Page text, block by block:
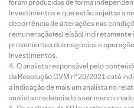
foram produzidas de forma
Investimentos e que estão sujeitas a
decorrência de alterações nas
remuneração(es) é(são)
provenientes dos negócios e
Investimentos.
O analista responsável pelo
da Resolução CVM nº 20/2021 está
a indicação de mais um analista no
analista credenciado a ser